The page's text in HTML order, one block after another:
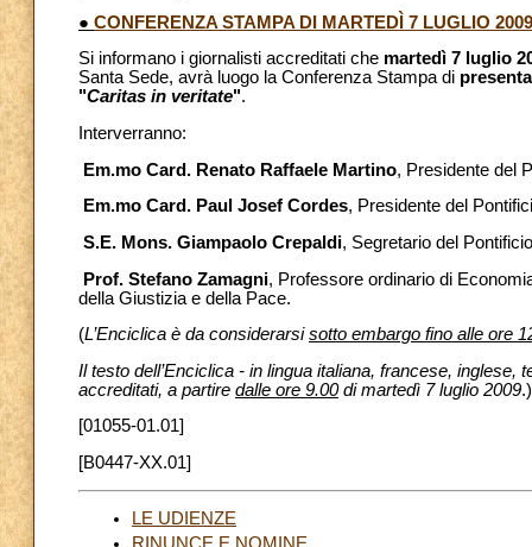
● CONFERENZA STAMPA DI MARTEDÌ 7 LUGLIO 2009
Si informano i giornalisti accreditati che martedì 7 luglio
Santa Sede, avrà luogo la Conferenza Stampa di
"Caritas in veritate".
Interverranno:
Em.mo Card. Renato Raffaele Martino, Presidente del
Em.mo Card. Paul Josef Cordes, Presidente del
S.E. Mons. Giampaolo Crepaldi, Segretario del
Prof. Stefano Zamagni, Professore ordinario di
della Giustizia e della Pace.
(L’Enciclica è da considerarsisotto embargo fino alle ore
Il testo dell’Enciclica - in lingua italiana, francese,
accreditati, a partire dalle ore 9.00di martedì 7 luglio 2009.)
[01055-01.01]
[B0447-XX.01]
LE UDIENZE